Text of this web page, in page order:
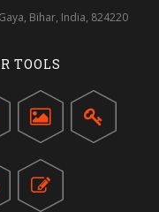
Bihar, India, 824220
TOOLS